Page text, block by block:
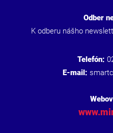
Odber
K odberu nášho
Telefón:
E-mail: